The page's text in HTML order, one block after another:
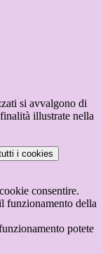
si avvalgono di
illustrate nella
i cookies
consentire.
funzionamento della
potete